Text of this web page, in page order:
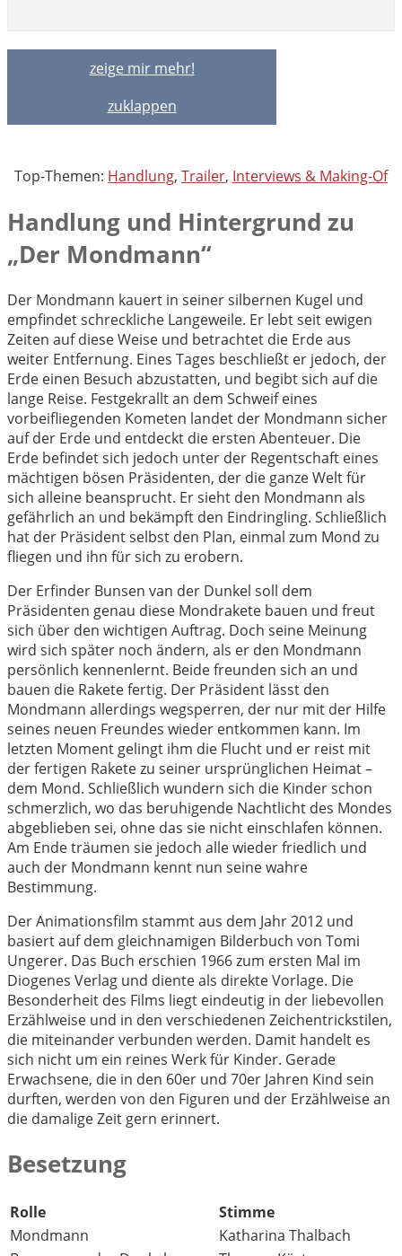
zeige mir mehr!
zuklappen
Top-Themen: Handlung, Trailer, Interviews & Making-Of
Handlung und Hintergrund zu
„Der Mondmann“
Der Mondmann kauert in seiner silbernen Kugel und
empfindet schreckliche Langeweile. Er lebt seit ewigen
Zeiten auf diese Weise und betrachtet die Erde aus
weiter Entfernung. Eines Tages beschließt er jedoch, der
Erde einen Besuch abzustatten, und begibt sich auf die
lange Reise. Festgekrallt an dem Schweif eines
vorbeifliegenden Kometen landet der Mondmann sicher
auf der Erde und entdeckt die ersten Abenteuer. Die
Erde befindet sich jedoch unter der Regentschaft eines
mächtigen bösen Präsidenten, der die ganze Welt für
sich alleine beansprucht. Er sieht den Mondmann als
gefährlich an und bekämpft den Eindringling. Schließlich
hat der Präsident selbst den Plan, einmal zum Mond zu
fliegen und ihn für sich zu erobern.
Der Erfinder Bunsen van der Dunkel soll dem
Präsidenten genau diese Mondrakete bauen und freut
sich über den wichtigen Auftrag. Doch seine Meinung
wird sich später noch ändern, als er den Mondmann
persönlich kennenlernt. Beide freunden sich an und
bauen die Rakete fertig. Der Präsident lässt den
Mondmann allerdings wegsperren, der nur mit der Hilfe
seines neuen Freundes wieder entkommen kann. Im
letzten Moment gelingt ihm die Flucht und er reist mit
der fertigen Rakete zu seiner ursprünglichen Heimat –
dem Mond. Schließlich wundern sich die Kinder schon
schmerzlich, wo das beruhigende Nachtlicht des Mondes
abgeblieben sei, ohne das sie nicht einschlafen können.
Am Ende träumen sie jedoch alle wieder friedlich und
auch der Mondmann kennt nun seine wahre
Bestimmung.
Der Animationsfilm stammt aus dem Jahr 2012 und
basiert auf dem gleichnamigen Bilderbuch von Tomi
Ungerer. Das Buch erschien 1966 zum ersten Mal im
Diogenes Verlag und diente als direkte Vorlage. Die
Besonderheit des Films liegt eindeutig in der liebevollen
Erzählweise und in den verschiedenen Zeichentrickstilen,
die miteinander verbunden werden. Damit handelt es
sich nicht um ein reines Werk für Kinder. Gerade
Erwachsene, die in den 60er und 70er Jahren Kind sein
durften, werden von den Figuren und der Erzählweise an
die damalige Zeit gern erinnert.
Besetzung
Rolle
Stimme
Mondmann
Katharina Thalbach